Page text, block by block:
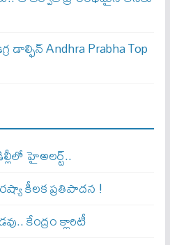
డాల్ఫిన్ Andhra Prabha Top
హైఅలర్ట్..
కీలక ప్రతిపాదన !
కేంద్రం క్లారిటీ